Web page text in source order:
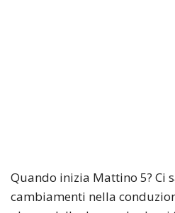
Quando inizia Mattino 5? Ci
cambiamenti nella